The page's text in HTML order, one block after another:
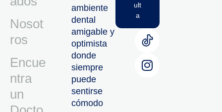
Nosot
ros
Encue
ntra
un
ambiente
dental
amigable y
optimista
donde
siempre
puede
sentirse
cómodo
ult
a